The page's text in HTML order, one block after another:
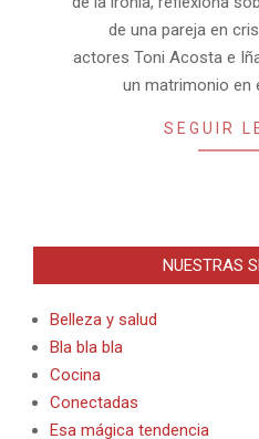
de una pareja en
actores Toni Acosta e
un matrimonio en
SEGUIR
NUESTRAS
Belleza y salud
Bla bla bla
Cocina
Conectadas
Esa mágica tendencia